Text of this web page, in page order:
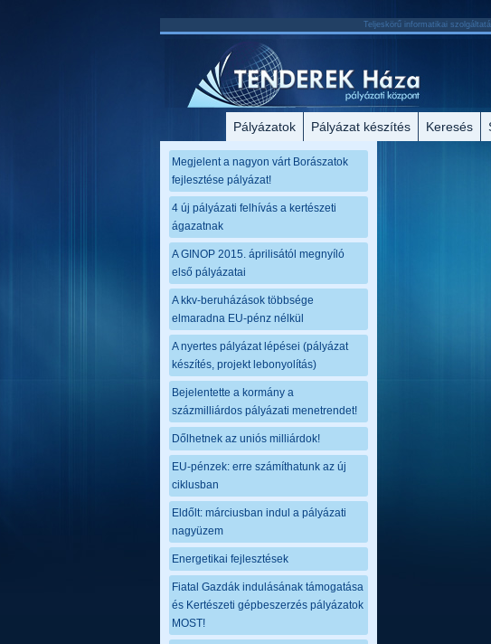
Teljeskörű informatikai
Pályázatok Pályázat készítés Keresés
Megjelent a nagyon várt Borászatok
fejlesztése pályázat!
4 új pályázati felhívás a kertészeti
ágazatnak
A GINOP 2015. áprilisától megnyíló
első pályázatai
A kkv-beruházások többsége
elmaradna EU-pénz nélkül
A nyertes pályázat lépései (pályázat
készítés, projekt lebonyolítás)
Bejelentette a kormány a
százmilliárdos pályázati menetrendet!
Dőlhetnek az uniós milliárdok!
EU-pénzek: erre számíthatunk az új
ciklusban
Eldőlt: márciusban indul a pályázati
nagyüzem
Energetikai fejlesztések
Fiatal Gazdák indulásának támogatása
és Kertészeti gépbeszerzés pályázatok
MOST!